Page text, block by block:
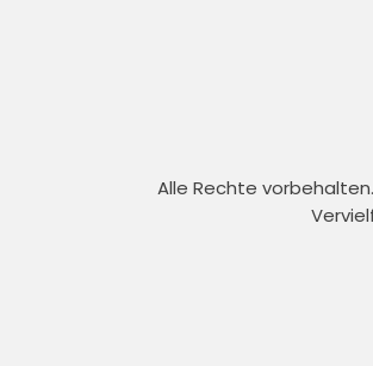
Alle Rechte